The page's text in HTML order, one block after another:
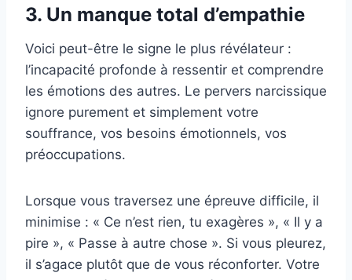
3. Un manque total d’empathie
Voici peut-être le signe le plus révélateur :
l’incapacité profonde à ressentir et comprendre
les émotions des autres. Le pervers narcissique
ignore purement et simplement votre
souffrance, vos besoins émotionnels, vos
préoccupations.
Lorsque vous traversez une épreuve difficile, il
minimise : « Ce n’est rien, tu exagères », « Il y a
pire », « Passe à autre chose ». Si vous pleurez,
il s’agace plutôt que de vous réconforter. Votre